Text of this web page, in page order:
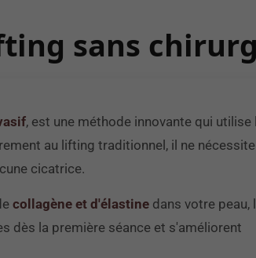
sans
, est une méthode innovante qui
au lifting traditionnel, il ne
cicatrice.
collagène et d'élastine dans votre peau,
dès la première séance et s'améliorent